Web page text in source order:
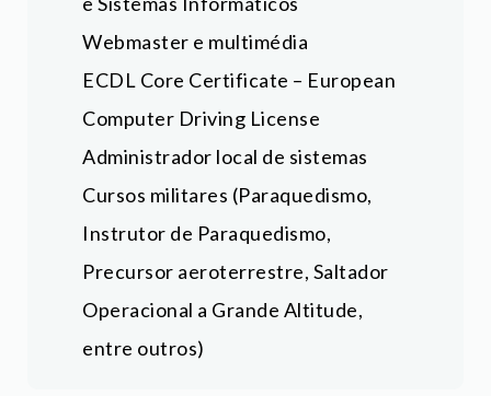
Webmaster e multimédia
ECDL Core Certificate – European
Computer Driving License
Administrador local de sistemas
Cursos militares (Paraquedismo,
Instrutor de Paraquedismo,
Precursor aeroterrestre, Saltador
Operacional a Grande Altitude,
entre outros)